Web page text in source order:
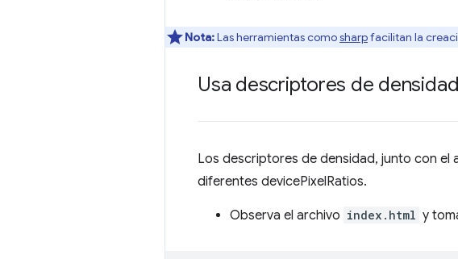
Nota:Las herramientas comosharpfacilitan la
Usa descriptores de
Los descriptores de densidad, junto con el
diferentes devicePixelRatios.
Observa el archivo index.html y